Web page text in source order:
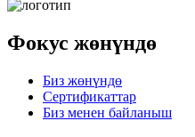
Фокус жөнүндө
Биз жөнүндө
Сертификаттар
Биз менен байланыш